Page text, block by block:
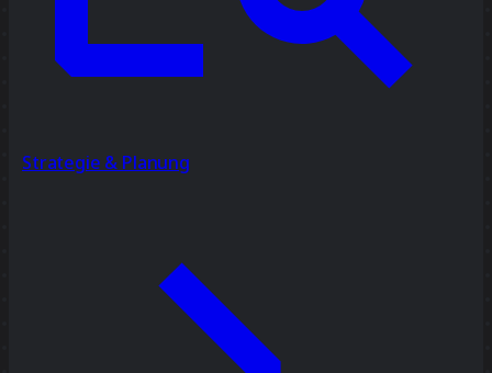
Strategie & Planung